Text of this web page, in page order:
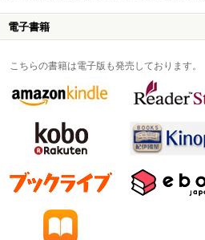
電子書籍
こちらの書籍は電子版も発売しております。